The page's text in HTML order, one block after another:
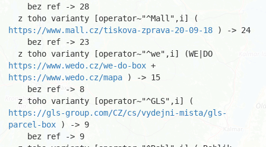
https://www.mall.cz/tiskova-zprava-20-09-18 ) -> 24
https://www.wedo.cz/we-do-box
https://www.wedo.cz/mapa ) -> 15
https://gls-group.com/CZ/cs/vydejni-mista/gls-
parcel-box ) -> 9